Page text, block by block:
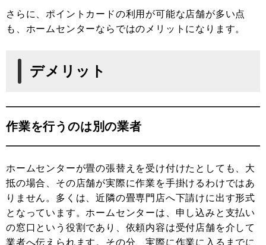
さらに、ポイントカードの利用が可能な店舗が多い点
も、ホームセンターならではのメリットになります。
デメリット
作業を行うのは別の業者
ホームセンターが畳の張替えを受け付けたとしても、大
抵の場合、その店舗が実際に作業を手掛けるわけではあ
りません。多くは、近隣の畳専門店へ下請けに出す形式
となっています。ホームセンターは、申し込みと支払い
の窓口という役割であり、依頼内容は受付店舗を介して
業者へ伝えられます。その分、実際に作業に入るまでに